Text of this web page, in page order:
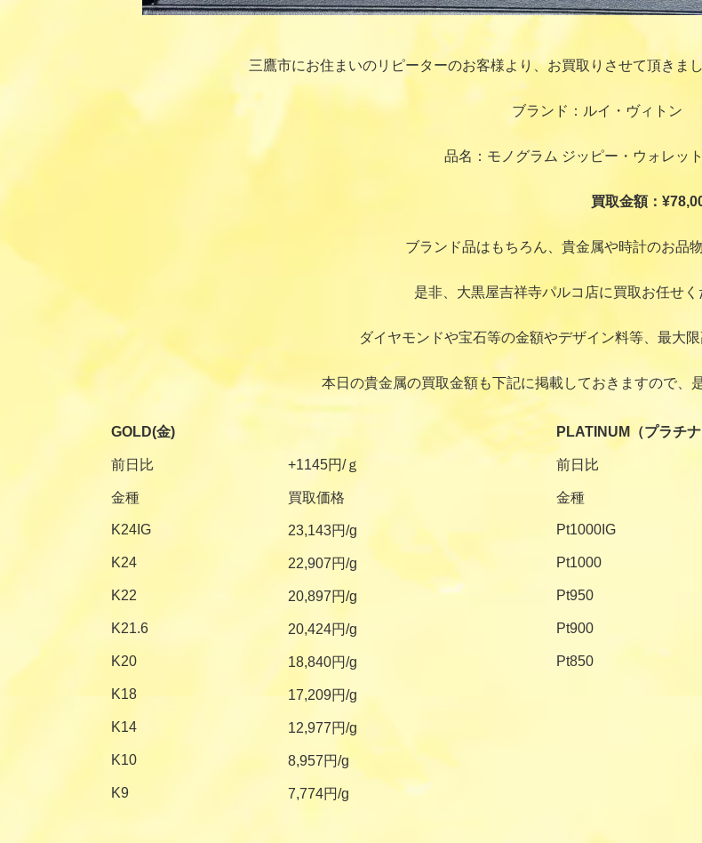
三鷹市にお住まいのリピーターのお客様より、お買取りさせて頂きま
ブランド：ルイ・ヴィトン
品名：モノグラム ジッピー・ウォレッ
買取金額：
ブランド品はもちろん、貴金属や時計のお品
是非、大黒屋吉祥寺パルコ店に買取お任せ
ダイヤモンドや宝石等の金額やデザイン料等、最大
本日の貴金属の買取金額も下記に掲載しておきますので、
GOLD(金) PLATINUM（プラチナ
前日比 +1145円/ｇ 前日比
金種 買取価格 金種
K24IG 23,143円/g Pt1000IG
K24 22,907円/g Pt1000
K22 20,897円/g Pt950
K21.6 20,424円/g Pt900
K20 18,840円/g Pt850
K18 17,209円/g
K14 12,977円/g
K10 8,957円/g
K9 7,774円/g